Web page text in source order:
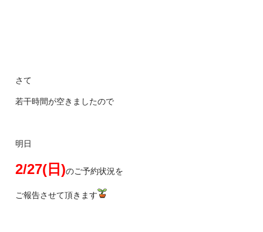
さて
若干時間が空きましたので
明日
2/27(日)のご予約状況を
ご報告させて頂きます